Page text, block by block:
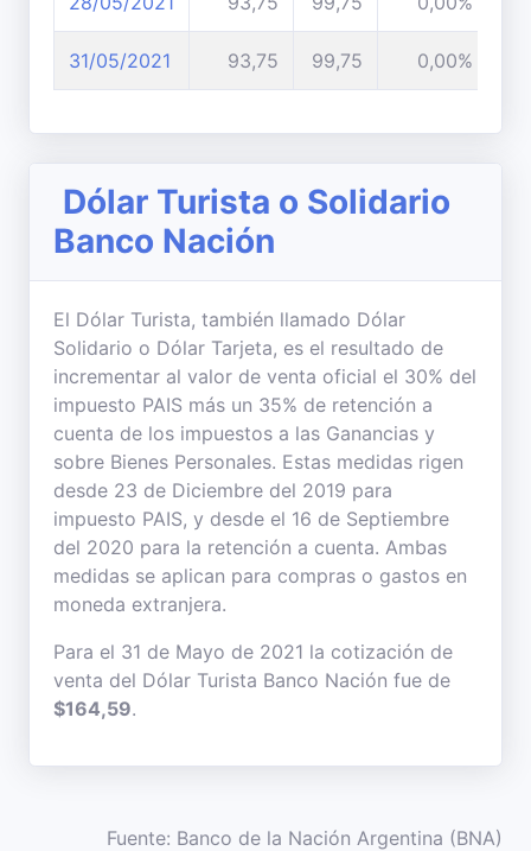
31/05/2021 93,75 99,75 0,00%
Dólar Turista o Solidario
Banco Nación
El Dólar Turista, también llamado Dólar
Solidario o Dólar Tarjeta, es el resultado de
incrementar al valor de venta oficial el 30% del
impuesto PAIS más un 35% de retención a
cuenta de los impuestos a las Ganancias y
sobre Bienes Personales. Estas medidas rigen
desde 23 de Diciembre del 2019 para
impuesto PAIS, y desde el 16 de Septiembre
del 2020 para la retención a cuenta. Ambas
medidas se aplican para compras o gastos en
moneda extranjera.
Para el 31 de Mayo de 2021 la cotización de
venta del Dólar Turista Banco Nación fue de
$164,59.
Fuente: Banco de la Nación Argentina (BNA)